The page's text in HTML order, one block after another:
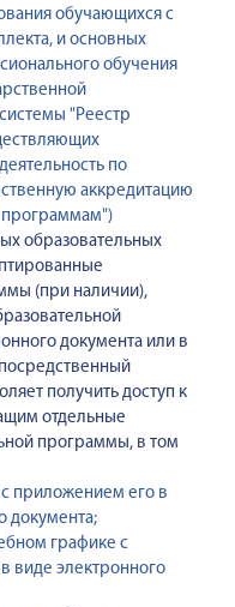
обучающихся с
и основных
обучения
"Реестр
по
аккредитацию
образовательных
(при наличии),
документа или в
получить доступ к
отдельные
программы, в том
приложением его в
документа;
графике с
виде электронного